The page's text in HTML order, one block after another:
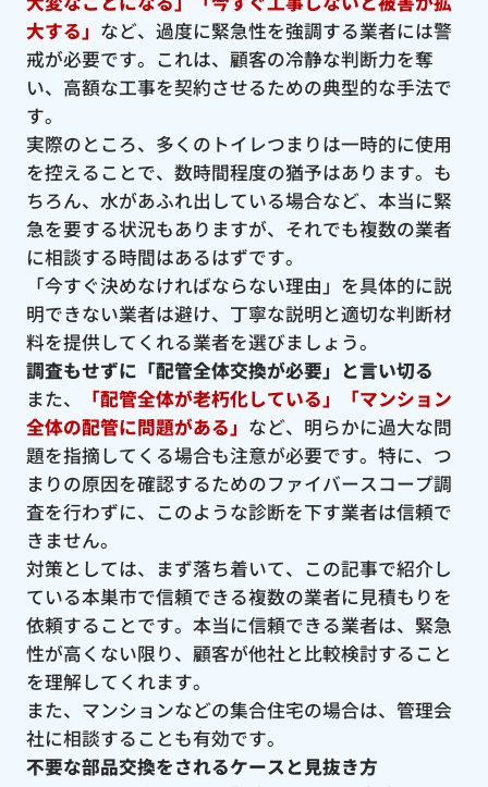
大する」 など、過度に緊急性を強調する業者には警
戒が必要です。これは、顧客の冷静な判断力を奪
い、高額な工事を契約させるための典型的な手法で
す。
実際のところ、多くのトイレつまりは一時的に使用
を控えることで、数時間程度の猶予はあります。も
ちろん、水があふれ出している場合など、本当に緊
急を要する状況もありますが、それでも複数の業者
に相談する時間はあるはずです。
「今すぐ決めなければならない理由」を具体的に説
明できない業者は避け、丁寧な説明と適切な判断材
料を提供してくれる業者を選びましょう。
調査もせずに「配管全体交換が必要」と言い切る
また、
「配管全体が老朽化している」「マンション
全体の配管に問題がある」 など、明らかに過大な問
題を指摘してくる場合も注意が必要です。特に、つ
まりの原因を確認するためのファイバースコープ調
査を行わずに、このような診断を下す業者は信頼で
きません。
対策としては、まず落ち着いて、この記事で紹介し
ている本巣市で信頼できる複数の業者に見積もりを
依頼することです。本当に信頼できる業者は、緊急
性が高くない限り、顧客が他社と比較検討すること
を理解してくれます。
また、マンションなどの集合住宅の場合は、管理会
社に相談することも有効です。
不要な部品交換をされるケースと見抜き方